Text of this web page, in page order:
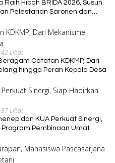
Raih Hibah BRIDA 2026, Susun
Pelestarian Saronen dan
42 Lihat
Catatan KDKMP, Dari
hingga Peran Kepala Desa
37 Lihat
dan KUA Perkuat Sinergi,
Program Pembinaan Umat